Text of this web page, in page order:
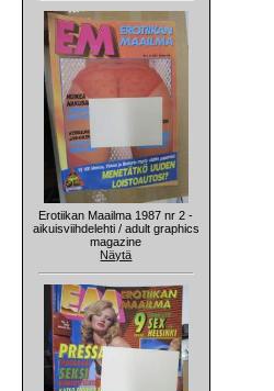
Erotiikan Maailma 1987 nr 2 -
aikuisviihdelehti / adult graphics
magazine
Näytä